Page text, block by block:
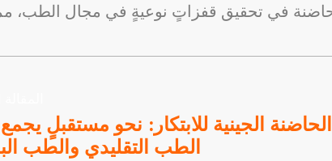
الحاضنة الجينية للابتكار: نحو مستقبلٍ
الطب التقليدي والطب